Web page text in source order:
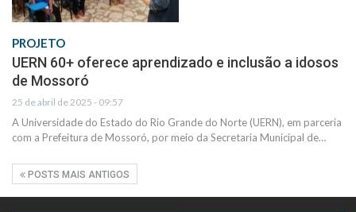
PROJETO
UERN 60+ oferece aprendizado e inclusão a idosos
de Mossoró
25 de abril de 2025 - 09:57
A Universidade do Estado do Rio Grande do Norte (UERN), em parceria
com a Prefeitura de Mossoró, por meio da Secretaria Municipal de…
POSTS MAIS ANTIGOS